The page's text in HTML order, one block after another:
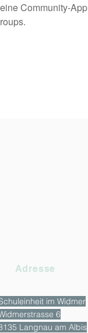
Community-App
Adresse
im Widmer
6
Langnau am Albis